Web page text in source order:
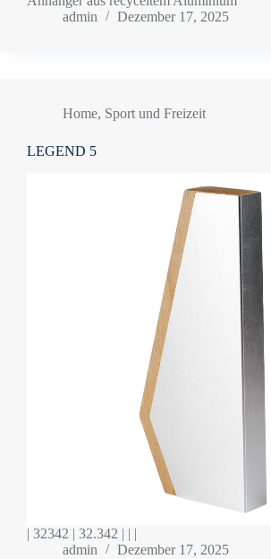
admin
Dezember 17, 2025
Home, Sport und Freizeit
LEGEND 5
| 32342 | 32.342 | | |
admin
Dezember 17, 2025